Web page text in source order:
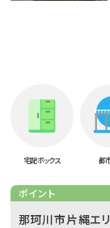
宅配ボックス 都
ポイント
那珂川市片縄エ